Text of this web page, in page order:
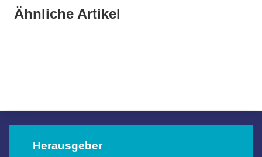
Ähnliche Artikel
Balancing von Traktionsbatterien
Banner vertieft Zusammenarbeit mit
25. Januar 2026
Herausgeber